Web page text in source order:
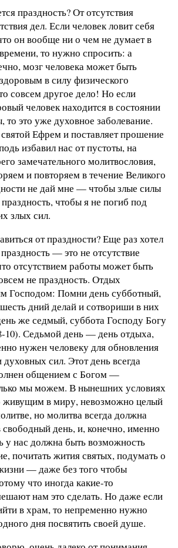
праздность? От отсутствия
дел. Если человек ловит себя
он вообще ни о чем не думает в
то нужно спросить: а
мозг человека может быть
в силу физического
совсем другое дело! Но если
человек находится в состоянии
то это уже духовное заболевание.
Ефрем и поставляет прошение
избавил нас от пустоты, на
замечательного молитвословия,
и повторяем в течение Великого
не дай мне — чтобы злые силы
чтобы я не погиб под
злых сил.
от праздности? Еще раз хотел
— это не отсутствие
отсутствием работы может быть
не праздность. Отдых
Господом: Помни день субботный,
дний делай и сотвориши в них
же седмый, суббота Господу Богу
10). Седьмой день — день отдыха,
нужен человеку для обновления
сил. Этот день всегда
общением с Богом —
мы можем. В нынешних условиях
живущим в миру, невозможно целый
но молитва всегда должна
свободный день, и, конечно, именно
у нас должна быть возможность
почитать жития святых, подумать о
— даже без того чтобы
что иногда какие-то
нам это сделать. Но даже если
в храм, то непременно нужно
дня посвятить своей душе.